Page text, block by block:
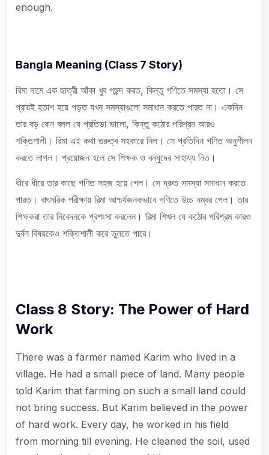
enough.
Bangla Meaning (Class 7 Story)
রিমা নামে এক ছাত্রী আঁকা খুব পছন্দ করত, কিন্তু গণিতে সমস্যা হতো। সে
প্রায়ই হতাশ হয়ে পড়ত যখন সমস্যাগুলো সমাধান করতে পারত না। একদিন
তার বড় বোন বলল যে প্রতিভা ভালো, কিন্তু কঠোর পরিশ্রম আরও
শক্তিশালী। রিমা এই কথা গুরুত্ব সহকারে নিল। সে প্রতিদিন গণিত অনুশীলন
করতে লাগল। প্রয়োজন হলে সে শিক্ষক ও বন্ধুদের সাহায্য নিত।
ধীরে ধীরে তার কাছে গণিত সহজ হয়ে গেল। সে দ্রুত সমস্যা সমাধান করতে
পারত। বাৎসরিক পরীক্ষায় রিমা আশ্চর্যজনকভাবে গণিতে উচ্চ নম্বর পেল। তার
শিক্ষকরা তার নিবেদনকে প্রশংসা করলেন। রিমা শিখল যে কঠোর পরিশ্রম কারও
দুর্বল বিষয়কেও শক্তিশালী করে তুলতে পারে।
Class 8 Story: The Power of Hard
Work
There was a farmer named Karim who lived in a
village. He had a small piece of land. Many people
told Karim that farming on such a small land could
not bring success. But Karim believed in the power
of hard work. Every day, he worked in his field
from morning till evening. He cleaned the soil, used